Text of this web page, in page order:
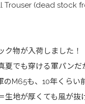
Trouser (dead stock
ク物が入荷しました！
夏でも穿ける軍パンだ
M65も、10年くらい
地が厚くても風が抜